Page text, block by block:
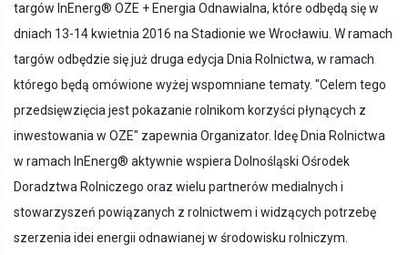
targów InEnerg® OZE + Energia Odnawialna, które odbędą się w
dniach 13-14 kwietnia 2016 na Stadionie we Wrocławiu. W ramach
targów odbędzie się już druga edycja Dnia Rolnictwa, w ramach
którego będą omówione wyżej wspomniane tematy. "Celem tego
przedsięwzięcia jest pokazanie rolnikom korzyści płynących z
inwestowania w OZE" zapewnia Organizator. Ideę Dnia Rolnictwa
w ramach InEnerg® aktywnie wspiera Dolnośląski Ośrodek
Doradztwa Rolniczego oraz wielu partnerów medialnych i
stowarzyszeń powiązanych z rolnictwem i widzących potrzebę
szerzenia idei energii odnawianej w środowisku rolniczym.